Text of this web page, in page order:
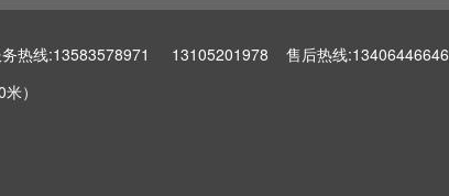
务热线:13583578971 13105201978 售后热线:13406446646
）